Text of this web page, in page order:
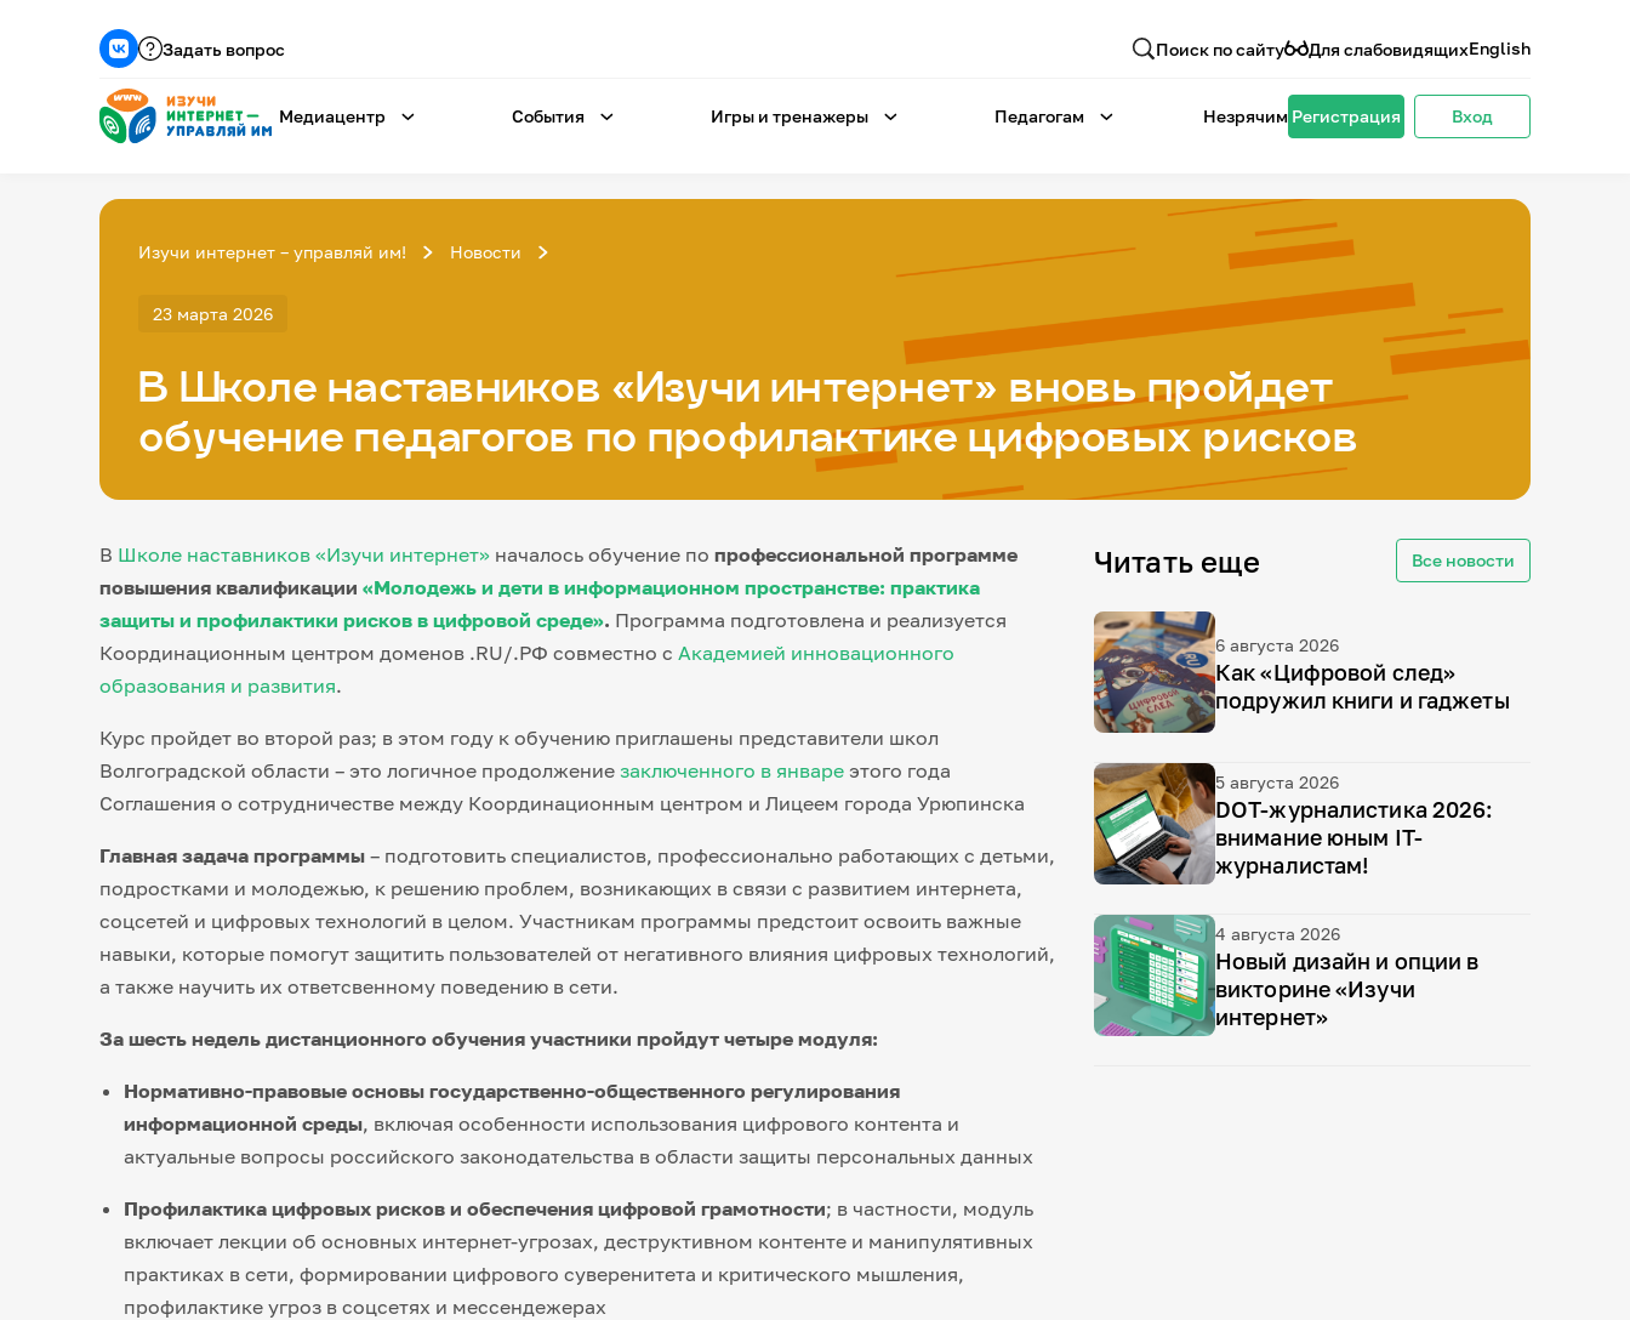
Задать вопрос Поиск по сайту Для слабовидящихEnglish
Медиацентр События Игры и тренажеры Педагогам Незрячим Регистрация Вход
Изучи интернет – управляй им! Новости
23 марта 2026
В Школе наставников «Изучи интернет» вновь пройдет
обучение педагогов по профилактике цифровых рисков
В Школе наставников «Изучи интернет» началось обучение по профессиональной программе
повышения квалификации «Молодежь и дети в информационном пространстве: практика
защиты и профилактики рисков в цифровой среде». Программа подготовлена и реализуется
Координационным центром доменов .RU/.РФ совместно с Академией инновационного
образования и развития.
Курс пройдет во второй раз; в этом году к обучению приглашены представители школ
Волгоградской области – это логичное продолжение заключенного в январе этого года
Соглашения о сотрудничестве между Координационным центром и Лицеем города Урюпинска
Главная задача программы – подготовить специалистов, профессионально работающих с детьми,
подростками и молодежью, к решению проблем, возникающих в связи с развитием интернета,
соцсетей и цифровых технологий в целом. Участникам программы предстоит освоить важные
навыки, которые помогут защитить пользователей от негативного влияния цифровых технологий,
а также научить их ответсвенному поведению в сети.
За шесть недель дистанционного обучения участники пройдут четыре модуля:
Нормативно-правовые основы государственно-общественного регулирования
информационной среды, включая особенности использования цифрового контента и
актуальные вопросы российского законодательства в области защиты персональных данных
Профилактика цифровых рисков и обеспечения цифровой грамотности; в частности, модуль
включает лекции об основных интернет-угрозах, деструктивном контенте и манипулятивных
практиках в сети, формировании цифрового суверенитета и критического мышления,
профилактике угроз в соцсетях и мессендежерах
Читать еще Все новости
6 августа 2026
Как «Цифровой след»
подружил книги и гаджеты
5 августа 2026
DOT-журналистика 2026:
внимание юным IT-
журналистам!
4 августа 2026
Новый дизайн и опции в
викторине «Изучи
интернет»